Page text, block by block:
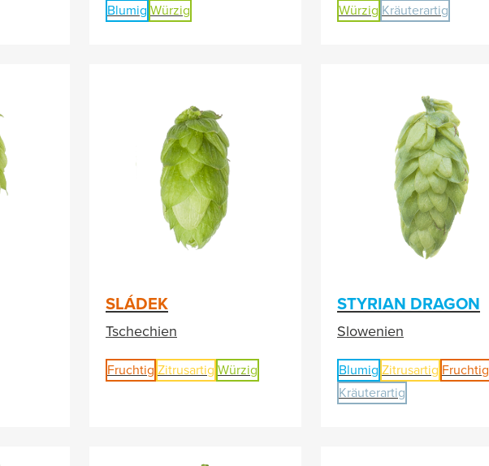
Blumig Würzig Würzig Kräuterartig
SLÁDEK
Tschechien
Fruchtig Zitrusartig Würzig
STYRIAN DRAGON
Slowenien
Blumig Zitrusartig Fruchtig
Kräuterartig